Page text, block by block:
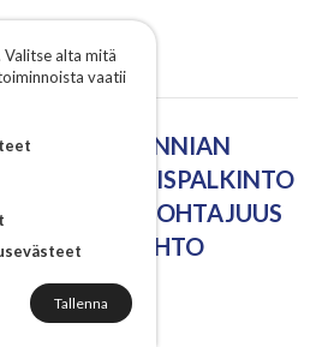
OY:LLE KUNNIAN
MARKKINAJOHTAJUUS
LIIKEVAIHTO
alta mitä
vaatii